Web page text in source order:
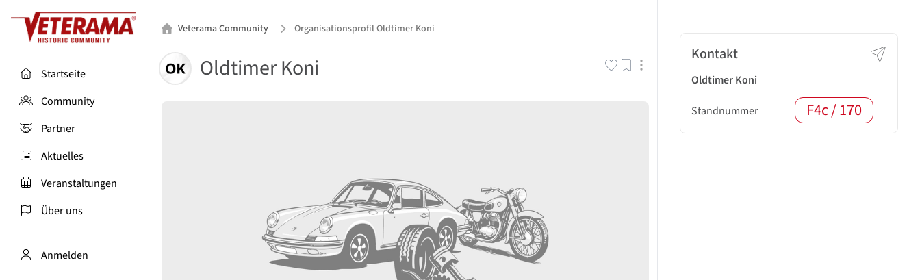
Startseite
Community
Partner
Aktuelles
Veranstaltungen
Über uns
Anmelden
Veterama Community Organisationsprofil Oldtimer Koni
Oldtimer Koni Kontakt
Oldtimer Koni
Standnummer F4c / 170